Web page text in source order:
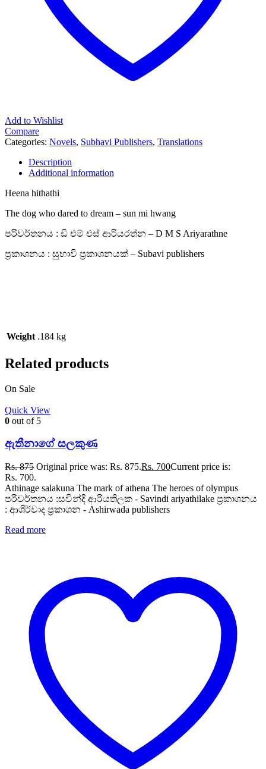
Add to Wishlist
Compare
Categories: Novels, Subhavi Publishers, Translations
Description
Additional information
Heena hithathi
The dog who dared to dream – sun mi hwang
පරිවර්තනය : ඩී එම් එස් ආරියරත්න – D M S Ariyarathne
ප්‍රකාශනය : සුභාවි ප්‍රකාශනයක් – Subavi publishers
Weight .184 kg
Related products
On Sale
Quick View
0 out of 5
ඇතීනාගේ සලකුණ
Rs.875 Original price was: Rs. 875.Rs. 700Current price is:
Rs. 700.
Athinage salakuna The mark of athena The heroes of olympus
පරිවර්තනය :සවින්දි ආරියතිලක - Savindi ariyathilake ප්‍රකාශනය
: ආශිර්වාද ප්‍රකාශන - Ashirwada publishers
Read more